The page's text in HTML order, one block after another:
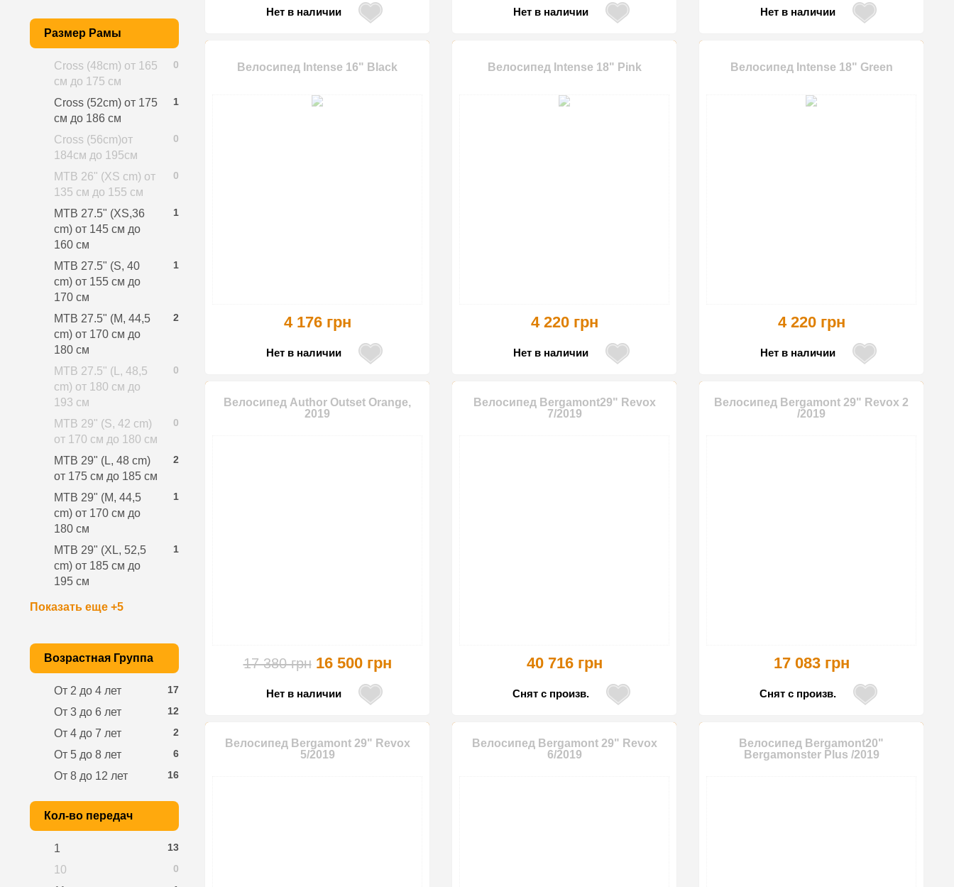
Нет в наличии Нет в наличии Нет в наличии
Велосипед Intense 16" Black
4 176 грн
Нет в наличии
Велосипед Intense 18" Pink
4 220 грн
Нет в наличии
Велосипед Intense 18" Green
4 220 грн
Нет в наличии
Велосипед Author Outset Orange,
2019
17 380 грн 16 500 грн
Нет в наличии
Велосипед Bergamont29" Revox
7/2019
40 716 грн
Снят с произв.
Велосипед Bergamont 29" Revox 2
/2019
17 083 грн
Снят с произв.
Велосипед Bergamont 29" Revox
5/2019
Велосипед Bergamont 29" Revox
6/2019
Велосипед Bergamont20"
Bergamonster Plus /2019
Размер Рамы
0
Cross (48cm) от 165
см до 175 см
1
Cross (52cm) от 175
см до 186 см
0
Cross (56cm)от
184см до 195см
0
MTB 26" (XS cm) от
135 см до 155 см
1
MTB 27.5" (XS,36
cm) от 145 см до
160 см
1
MTB 27.5" (S, 40
cm) от 155 см до
170 см
2
MTB 27.5" (M, 44,5
cm) от 170 см до
180 см
0
MTB 27.5" (L, 48,5
cm) от 180 см до
193 см
0
MTB 29" (S, 42 cm)
от 170 см до 180 см
2
MTB 29" (L, 48 cm)
от 175 см до 185 см
1
MTB 29" (M, 44,5
cm) от 170 см до
180 см
1
MTB 29" (XL, 52,5
cm) от 185 см до
195 см
Показать еще +5
Возрастная Группа
17
От 2 до 4 лет
12
От 3 до 6 лет
2
От 4 до 7 лет
6
От 5 до 8 лет
16
От 8 до 12 лет
Кол-во передач
13
1
0
10